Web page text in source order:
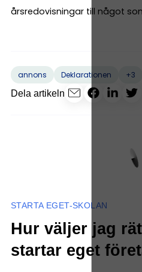
årsredovisningar till något
annons Deklarationen
+3
Dela artikeln
STARTA EGET-SKOLAN
Hur väljer jag
startar eget